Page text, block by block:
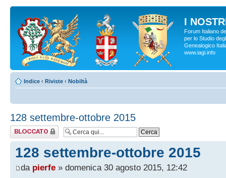
I
Forum Italiano
per lo Studio
Genealogico
www.iagi.info
Indice ‹ Riviste ‹ Nobiltà
128 settembre-ottobre 2015
Argomento
bloccato
128 settembre-ottobre 2015
da pierfe » domenica 30 agosto 2015, 12:42